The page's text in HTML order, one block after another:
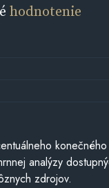
hodnotenie
analýzy
zdrojov.